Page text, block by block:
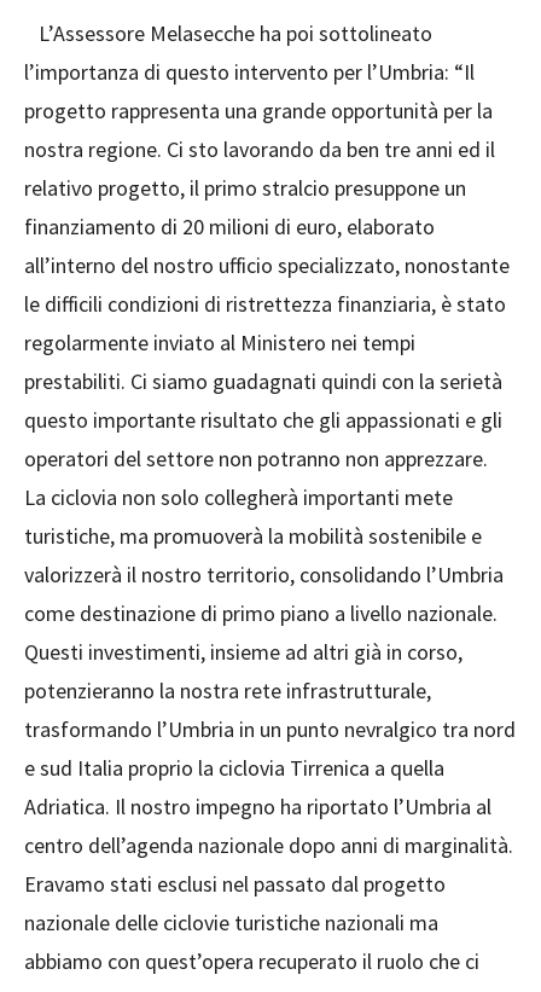
L’Assessore Melasecche ha poi sottolineato
l’importanza di questo intervento per l’Umbria: “Il
progetto rappresenta una grande opportunità per la
nostra regione. Ci sto lavorando da ben tre anni ed il
relativo progetto, il primo stralcio presuppone un
finanziamento di 20 milioni di euro, elaborato
all’interno del nostro ufficio specializzato, nonostante
le difficili condizioni di ristrettezza finanziaria, è stato
regolarmente inviato al Ministero nei tempi
prestabiliti. Ci siamo guadagnati quindi con la serietà
questo importante risultato che gli appassionati e gli
operatori del settore non potranno non apprezzare.
La ciclovia non solo collegherà importanti mete
turistiche, ma promuoverà la mobilità sostenibile e
valorizzerà il nostro territorio, consolidando l’Umbria
come destinazione di primo piano a livello nazionale.
Questi investimenti, insieme ad altri già in corso,
potenzieranno la nostra rete infrastrutturale,
trasformando l’Umbria in un punto nevralgico tra nord
e sud Italia proprio la ciclovia Tirrenica a quella
Adriatica. Il nostro impegno ha riportato l’Umbria al
centro dell’agenda nazionale dopo anni di marginalità.
Eravamo stati esclusi nel passato dal progetto
nazionale delle ciclovie turistiche nazionali ma
abbiamo con quest’opera recuperato il ruolo che ci